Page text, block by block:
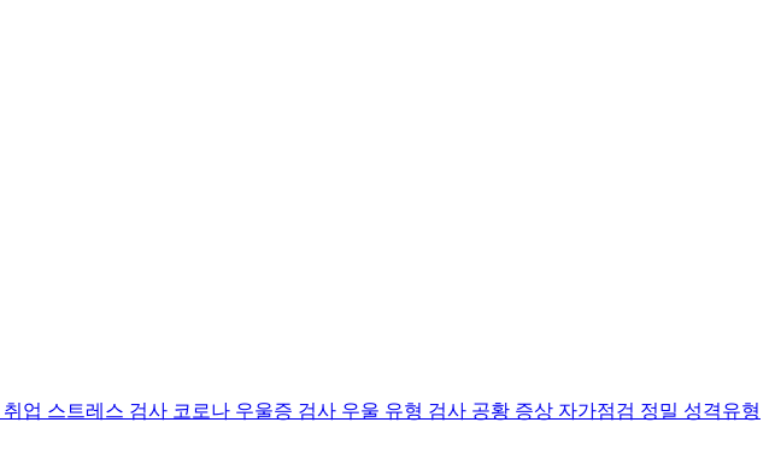
취업 스트레스 검사 코로나 우울증 검사 우울 유형 검사 공황 증상 자가점검 정밀 성격유형